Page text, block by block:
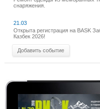
снаряжения.
21.03
Открыта регистрация на BASK
Казбек 2026!
Добавить событие